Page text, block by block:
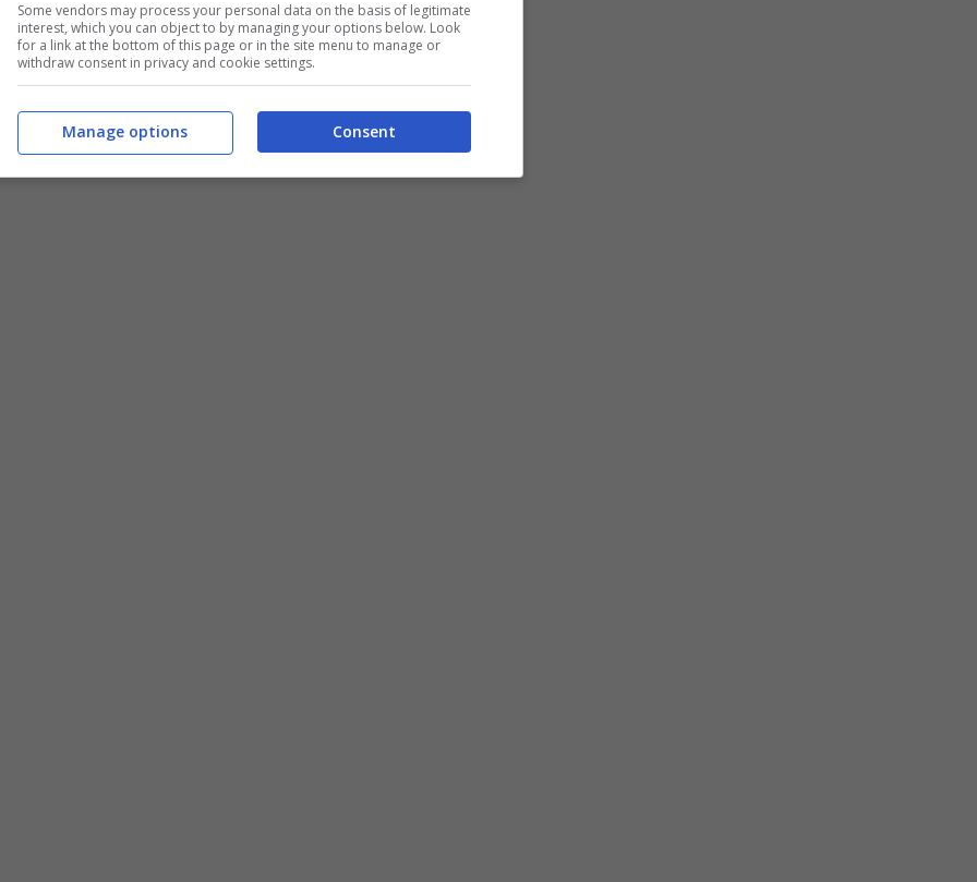
vero cruccio di migliaia di utenti da tutte le
Some vendors may process your personal data on the basis of legitimate
interest, which you can object to by managing your options below. Look
for a link at the bottom of this page or in the site menu to manage or
withdraw consent in privacy and cookie settings.
Consent
Manage options